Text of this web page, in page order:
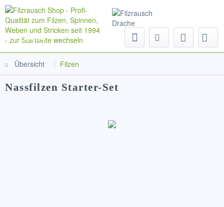
Menü
Übersicht Filzen
Nassfilzen Starter-Set